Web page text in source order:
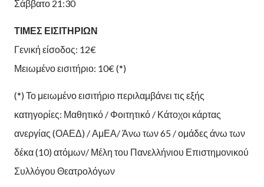
Σάββατο 21:30
ΤΙΜΕΣ ΕΙΣΙΤΗΡΙΩΝ
Γενική είσοδος: 12€
Μειωμένο εισιτήριο: 10€ (*)
(*) Το μειωμένο εισιτήριο περιλαμβάνει τις εξής
κατηγορίες: Μαθητικό / Φοιτητικό / Κάτοχοι κάρτας
ανεργίας (ΟΑΕΔ) / ΑμΕΑ/ Άνω των 65 / ομάδες άνω των
δέκα (10) ατόμων/ Μέλη του Πανελλήνιου Επιστημονικού
Συλλόγου Θεατρολόγων